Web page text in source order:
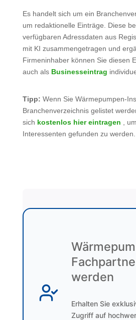
Es handelt sich um ein
um redaktionelle Einträge. Diese
verfügbaren Adressdaten aus
mit KI zusammengetragen und
Firmeninhaber können Sie diesen
auch als Businesseintrag
Tipp: Wenn Sie Wärmepumpen-
Branchenverzeichnis gelistet
sich kostenlos hier eintragen ,
Interessenten gefunden zu werden.
werden
Erhalten Sie
Zugriff auf